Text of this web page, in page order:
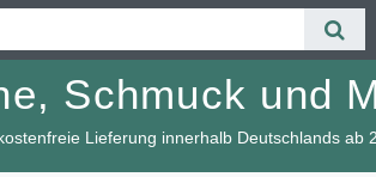
Schmuck und
Lieferung innerhalb Deutschlands ab